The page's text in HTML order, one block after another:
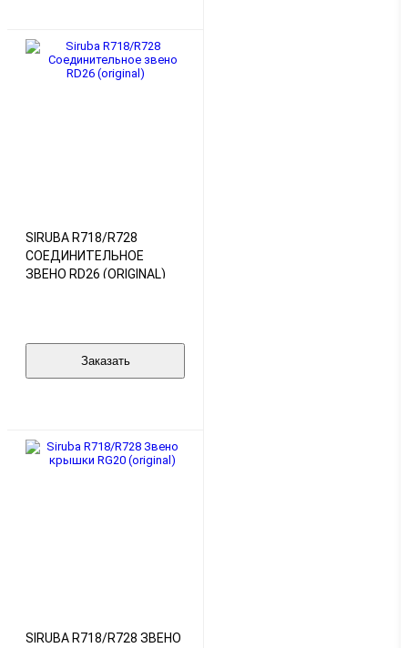
SIRUBA R718/R728
СОЕДИНИТЕЛЬНОЕ
ЗВЕНО RD26 (ORIGINAL)
Заказать
SIRUBA R718/R728 ЗВЕНО